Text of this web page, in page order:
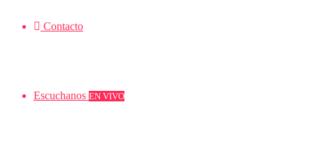
Contacto
Escuchanos EN VIVO